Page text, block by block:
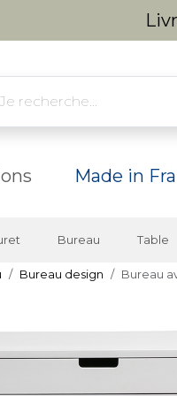
Made in
Bureau Table
Bureau design Bureau